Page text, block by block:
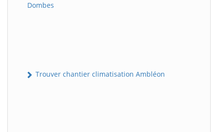
Dombes
Trouver chantier climatisation Ambléon